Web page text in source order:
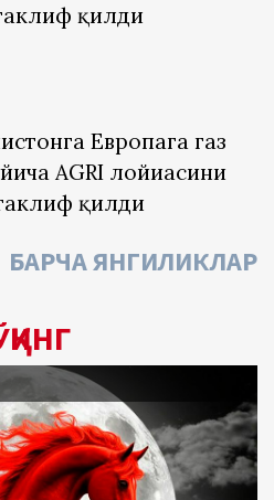
қилди
Европага газ
AGRI лойиҳасини
қилди
БАРЧА ЯНГИЛИКЛАР